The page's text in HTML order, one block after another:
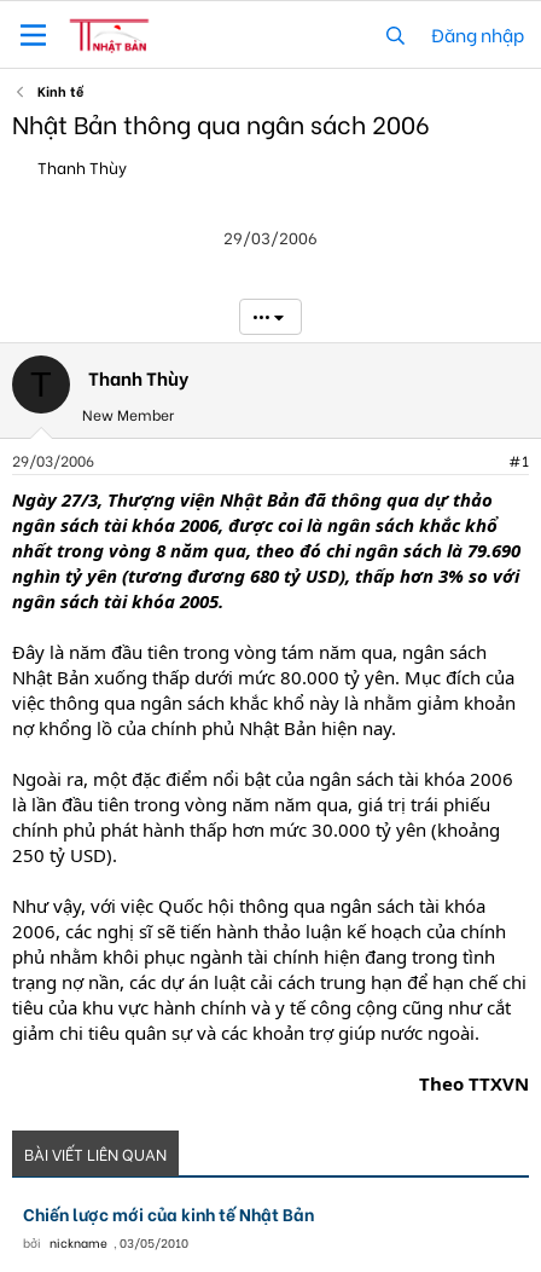
Đăng nhập
Kinh tế
Nhật Bản thông qua ngân sách 2006
r
t
r
Thanh Thùy
29/03/2006
•••
T Thanh Thùy
New Member
29/03/2006 #1
Ngày 27/3, Thượng viện Nhật Bản đã thông qua dự thảo
ngân sách tài khóa 2006, được coi là ngân sách khắc khổ
nhất trong vòng 8 năm qua, theo đó chi ngân sách là 79.690
nghìn tỷ yên (tương đương 680 tỷ USD), thấp hơn 3% so với
ngân sách tài khóa 2005.
Đây là năm đầu tiên trong vòng tám năm qua, ngân sách
Nhật Bản xuống thấp dưới mức 80.000 tỷ yên. Mục đích của
việc thông qua ngân sách khắc khổ này là nhằm giảm khoản
nợ khổng lồ của chính phủ Nhật Bản hiện nay.
Ngoài ra, một đặc điểm nổi bật của ngân sách tài khóa 2006
là lần đầu tiên trong vòng năm năm qua, giá trị trái phiếu
chính phủ phát hành thấp hơn mức 30.000 tỷ yên (khoảng
250 tỷ USD).
Như vậy, với việc Quốc hội thông qua ngân sách tài khóa
2006, các nghị sĩ sẽ tiến hành thảo luận kế hoạch của chính
phủ nhằm khôi phục ngành tài chính hiện đang trong tình
trạng nợ nần, các dự án luật cải cách trung hạn để hạn chế chi
tiêu của khu vực hành chính và y tế công cộng cũng như cắt
giảm chi tiêu quân sự và các khoản trợ giúp nước ngoài.
Theo TTXVN
BÀI VIẾT LIÊN QUAN
Chiến lược mới của kinh tế Nhật Bản
bởi nickname , 03/05/2010